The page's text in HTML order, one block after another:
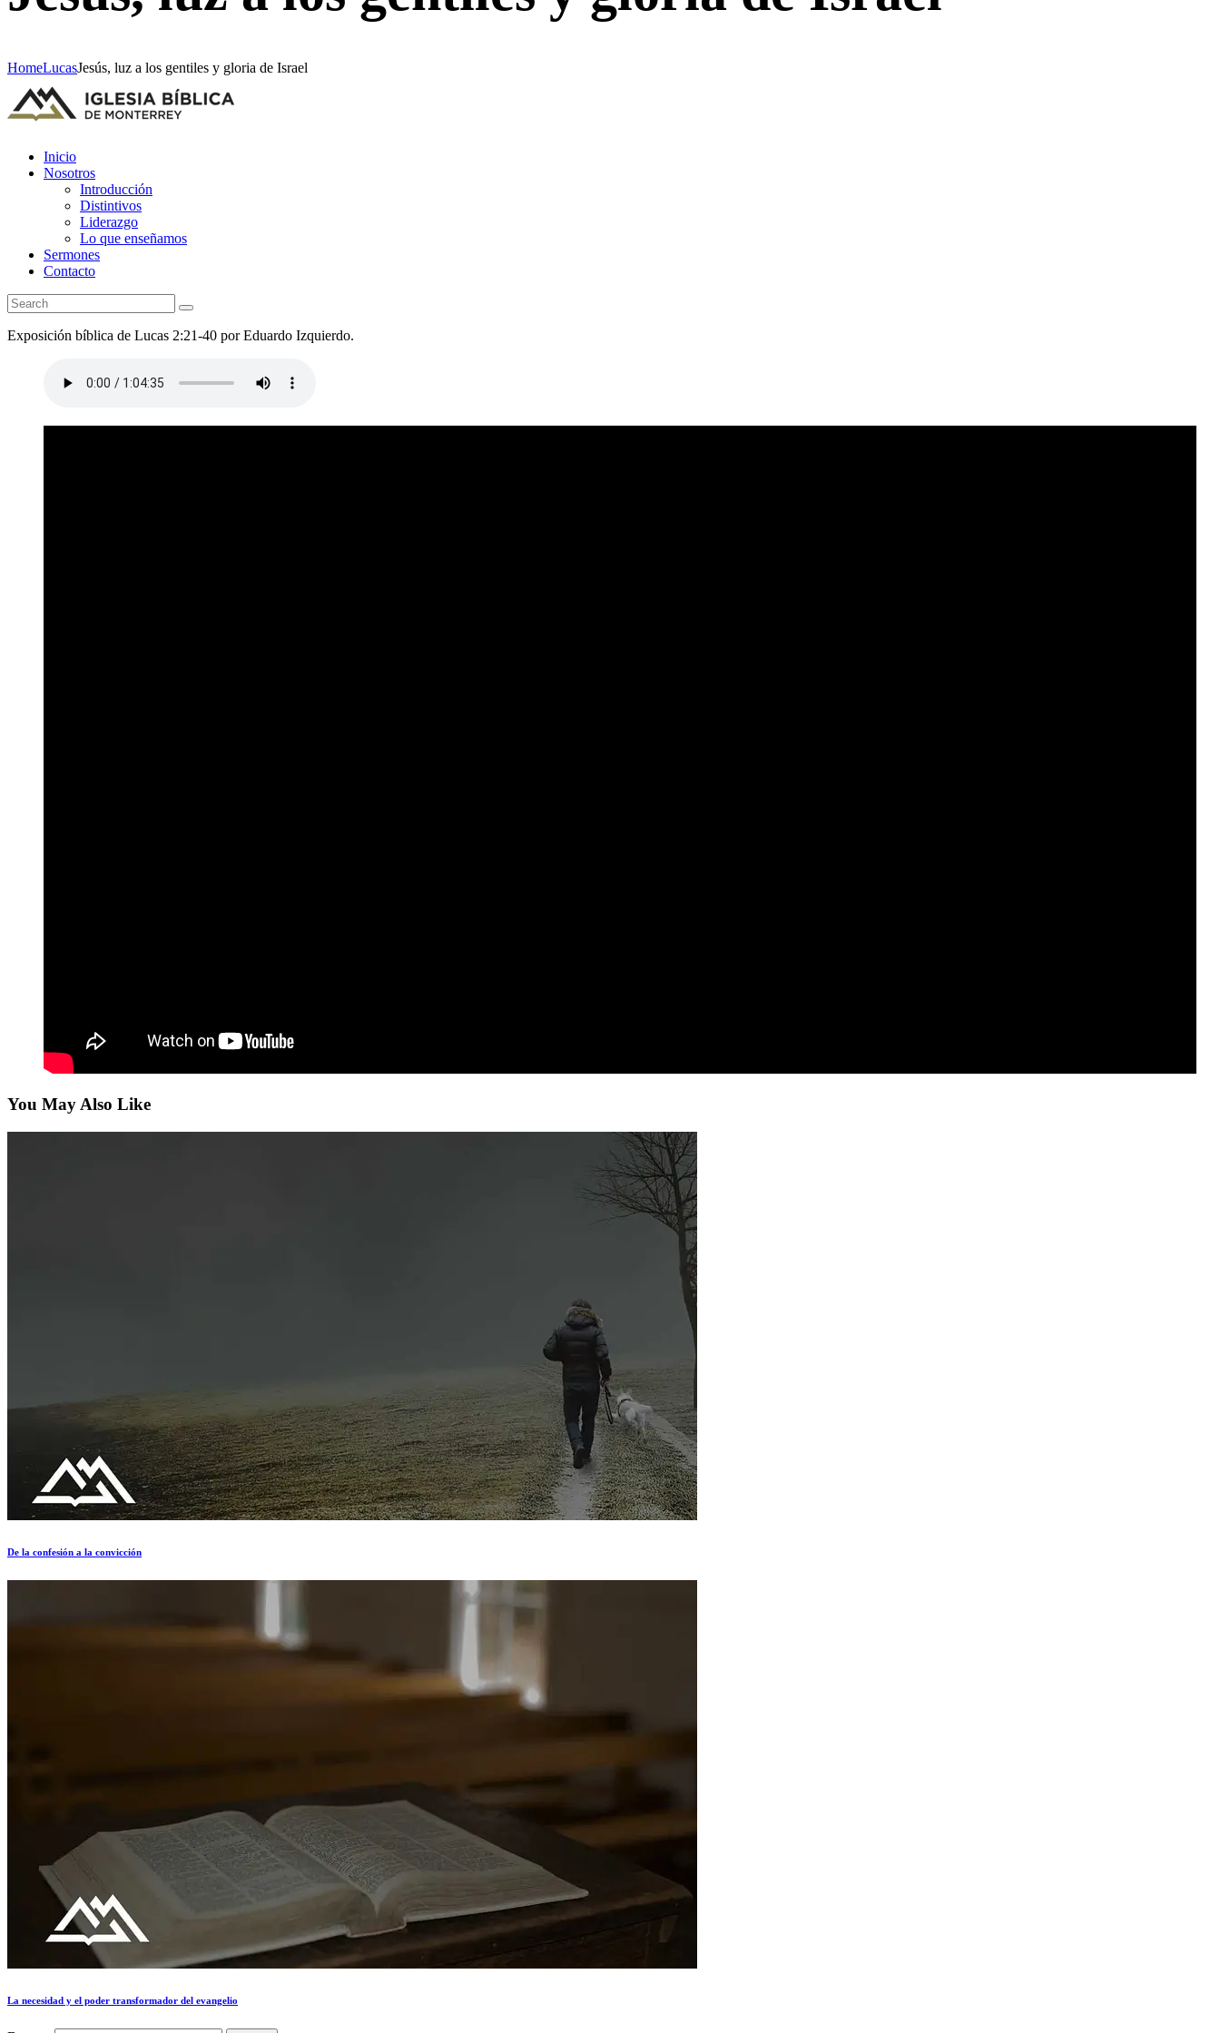
HomeLucasJesús, luz a los gentiles y gloria de Israel
Inicio
Nosotros
Introducción
Distintivos
Liderazgo
Lo que enseñamos
Sermones
Contacto
Exposición bíblica de Lucas 2:21-40 por Eduardo Izquierdo.
You May Also Like
De la confesión a la convicción
La necesidad y el poder transformador del evangelio